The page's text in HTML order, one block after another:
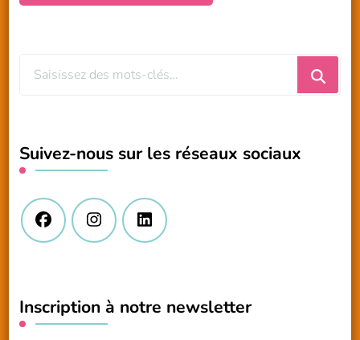
?
Suivez-nous sur les réseaux sociaux
Inscription à notre newsletter